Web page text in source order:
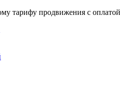
тарифу продвижения с